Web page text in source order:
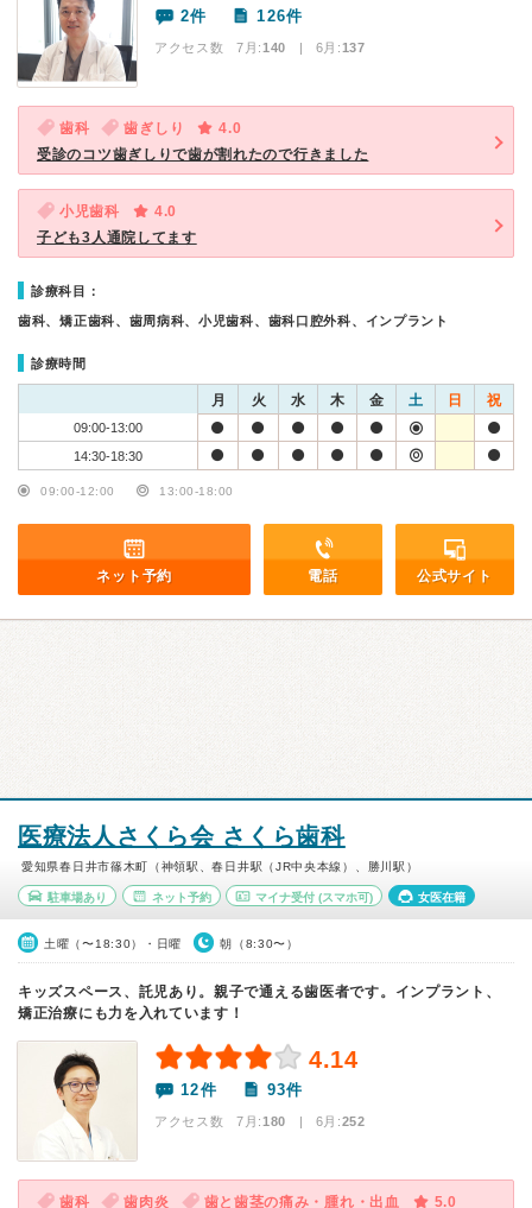
2件 126件
アクセス数 7月:140 | 6月:137
歯科 歯ぎしり
4.0
受診のコツ歯ぎしりで歯が割れたので行きました
小児歯科
4.0
子ども3人通院してます
診療科目：
歯科、矯正歯科、歯周病科、小児歯科、歯科口腔外科、インプラント
診療時間
月 火 水 木 金 土 日 祝
09:00-13:00
14:30-18:30
09:00-12:00 13:00-18:00
ネット予約 電話 公式サイト
医療法人さくら会 さくら歯科
愛知県春日井市篠木町（神領駅、春日井駅（JR中央本線）、勝川駅）
駐車場あり ネット予約 マイナ受付 (スマホ可) 女医在籍
土曜（〜18:30）・日曜 朝（8:30〜）
キッズスペース、託児あり。親子で通える歯医者です。インプラント、
矯正治療にも力を入れています！
4.14
12件 93件
アクセス数 7月:180 | 6月:252
歯科 歯肉炎 歯と歯茎の痛み・腫れ・出血
5.0